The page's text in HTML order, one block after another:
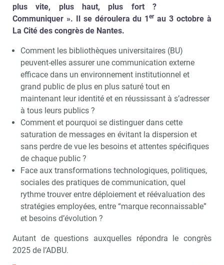
plus vite, plus haut, plus fort ?
Communiquer ». Il se déroulera du 1erau 3 octobre à
La Cité des congrès de Nantes.
Comment les bibliothèques universitaires (BU)
peuvent-elles assurer une communication externe
efficace dans un environnement institutionnel et
grand public de plus en plus saturé tout en
maintenant leur identité et en réussissant à s’adresser
à tous leurs publics ?
Comment et pourquoi se distinguer dans cette
saturation de messages en évitant la dispersion et
sans perdre de vue les besoins et attentes spécifiques
de chaque public ?
Face aux transformations technologiques, politiques,
sociales des pratiques de communication, quel
rythme trouver entre déploiement et réévaluation des
stratégies employées, entre “marque reconnaissable”
et besoins d’évolution ?
Autant de questions auxquelles répondra le congrès
2025 de l’ADBU.